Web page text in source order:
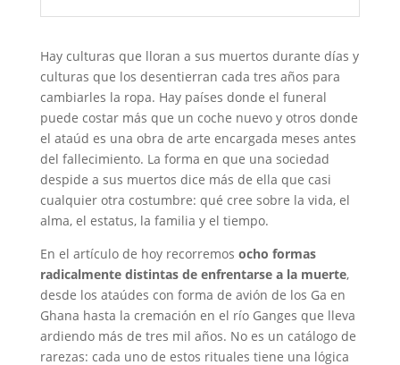
Hay culturas que lloran a sus muertos durante días y
culturas que los desentierran cada tres años para
cambiarles la ropa. Hay países donde el funeral
puede costar más que un coche nuevo y otros donde
el ataúd es una obra de arte encargada meses antes
del fallecimiento. La forma en que una sociedad
despide a sus muertos dice más de ella que casi
cualquier otra costumbre: qué cree sobre la vida, el
alma, el estatus, la familia y el tiempo.
En el artículo de hoy recorremos ocho formas
radicalmente distintas de enfrentarse a la muerte,
desde los ataúdes con forma de avión de los Ga en
Ghana hasta la cremación en el río Ganges que lleva
ardiendo más de tres mil años. No es un catálogo de
rarezas: cada uno de estos rituales tiene una lógica